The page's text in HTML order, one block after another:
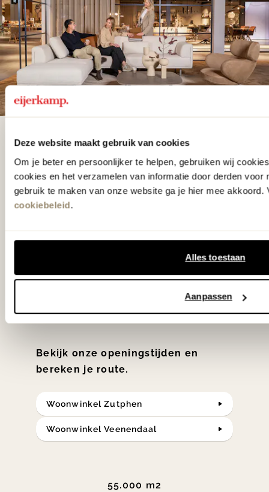
Deze website maakt gebruik van cookies
Om je beter en persoonlijker te helpen, gebruiken wij
cookies en het verzamelen van informatie door derden voor
gebruik te maken van onze website ga je hier mee akkoord.
cookiebeleid.
Alles toestaan
Aanpassen
De woonwinkel
gezien op tv!
Wie kent het programma vtwonen
hebben met liefde de mooiste woon-,
samengesteld met de mooiste
klassiekers en de nieuwste ontwerpen
in verrassende materialen en kleuren!
Bekijk onze openingstijden en
bereken je route.
Woonwinkel Zutphen
Woonwinkel Veenendaal
55.000 m2